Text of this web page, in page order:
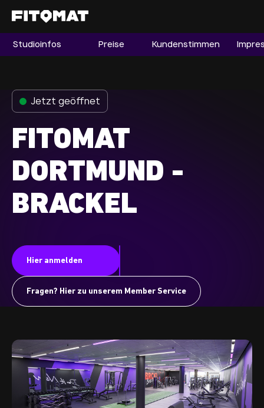
Gym
Franchise
Guide
Studioinfos Preise Kundenstimmen
Jetzt geöffnet
FITOMAT
DORTMUND -
BRACKEL
Hier anmelden
Fragen? Hier zu unserem Member Service